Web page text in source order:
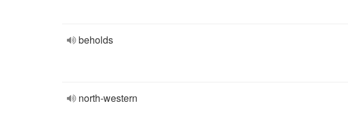
beholds
north-western